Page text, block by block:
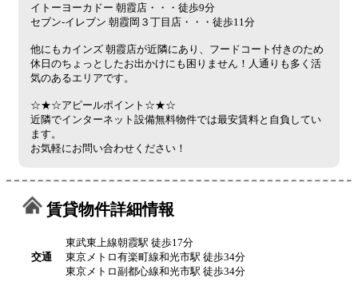
イトーヨーカドー 朝霞店・・・徒歩9分
セブン-イレブン 朝霞岡３丁目店・・・徒歩11分
他にもカインズ 朝霞店が近隣にあり、フードコート付きのため
休日のちょっとしたお出かけにも困りません！人通りも多く活
気のあるエリアです。
☆★☆アピールポイント☆★☆
近隣でインターネット設備無料物件では最安賃料と自負してい
ます。
お気軽にお問い合わせください！
賃貸物件詳細情報
交通
東武東上線朝霞駅 徒歩17分
東京メトロ有楽町線和光市駅 徒歩34分
東京メトロ副都心線和光市駅 徒歩34分